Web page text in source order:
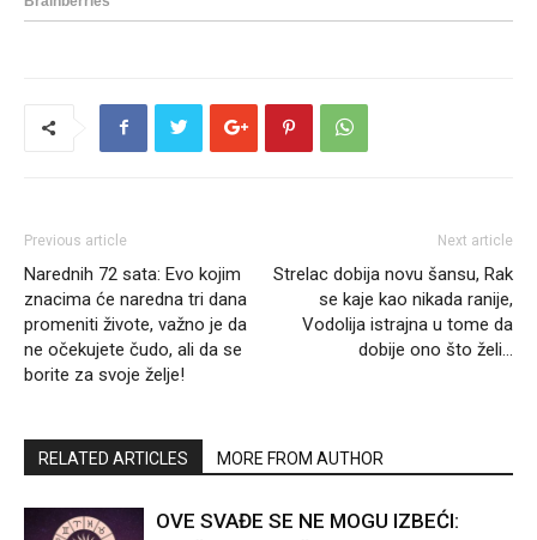
Previous article
Narednih 72 sata: Evo kojim
znacima će naredna tri dana
promeniti živote, važno je da
ne očekujete čudo, ali da se
borite za svoje želje!
Next article
Strelac dobija novu šansu, Rak
se kaje kao nikada ranije,
Vodolija istrajna u tome da
dobije ono što želi…
RELATED ARTICLES MORE FROM AUTHOR
OVE SVAĐE SE NE MOGU IZBEĆI: